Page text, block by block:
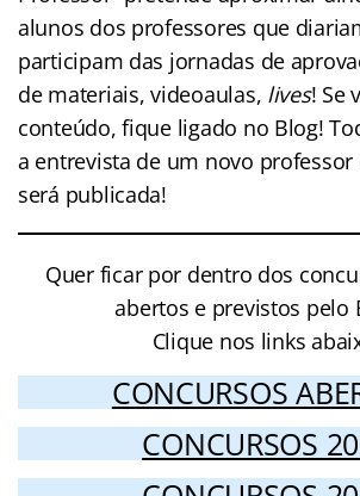
alunos dos professores que
participam das jornadas de
de materiais, videoaulas, lives! Se
conteúdo, fique ligado no Blog!
a entrevista de um novo
será publicada!
Quer ficar por dentro dos
abertos e previstos pelo
Clique nos links
CONCURSOS
CONCURSOS